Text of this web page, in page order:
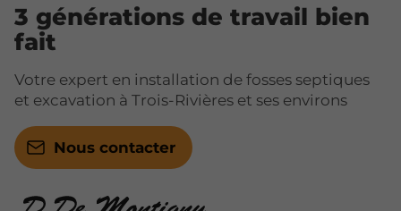
3 générations de travail bien
fait
Votre expert en installation de fosses septiques
et excavation à Trois-Rivières et ses environs
Nous contacter